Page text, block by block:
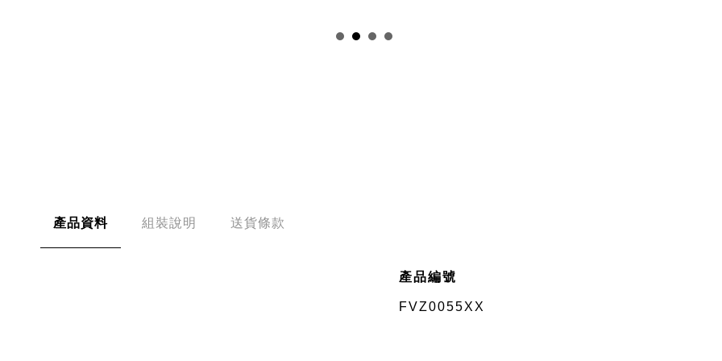
產品資料 組裝說明 送貨條款
產品編號
FVZ0055XX